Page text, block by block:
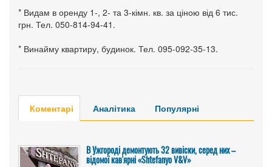
* Видам в оренду 1-, 2- та 3-кімн. кв. за ціною від 6 тис.
грн. Тел. 050-814-94-41.
* Винайму квартиру, будинок. Тел. 095-092-35-13.
Коментарі Аналітика Популярні
В Ужгороді демонтують 32 вивіски, серед них –
відомої кав'ярні «Shtefanyo V&V»